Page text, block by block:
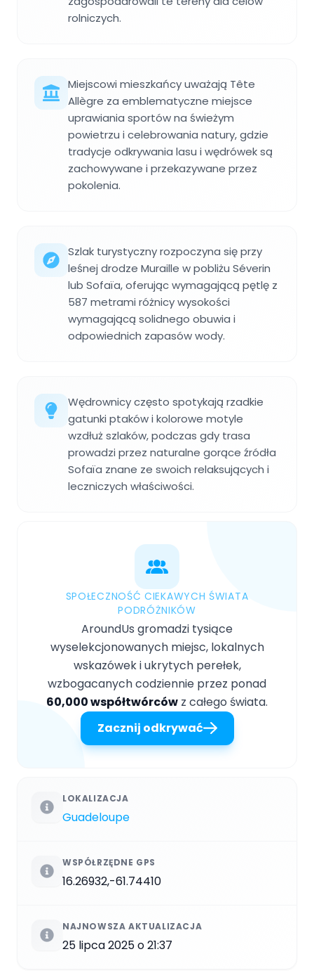
rolniczych.
Miejscowi mieszkańcy uważają Tête
Allègre za emblematyczne miejsce
uprawiania sportów na świeżym
powietrzu i celebrowania natury, gdzie
tradycje odkrywania lasu i wędrówek są
zachowywane i przekazywane przez
pokolenia.
Szlak turystyczny rozpoczyna się przy
leśnej drodze Muraille w pobliżu Séverin
lub Sofaïa, oferując wymagającą pętlę z
587 metrami różnicy wysokości
wymagającą solidnego obuwia i
odpowiednich zapasów wody.
Wędrownicy często spotykają rzadkie
gatunki ptaków i kolorowe motyle
wzdłuż szlaków, podczas gdy trasa
prowadzi przez naturalne gorące źródła
Sofaïa znane ze swoich relaksujących i
leczniczych właściwości.
SPOŁECZNOŚĆ CIEKAWYCH ŚWIATA
PODRÓŻNIKÓW
AroundUs gromadzi tysiące
wyselekcjonowanych miejsc, lokalnych
wskazówek i ukrytych perełek,
wzbogacanych codziennie przez ponad
60,000 współtwórców z całego świata.
Zacznij odkrywać
LOKALIZACJA
Guadeloupe
WSPÓŁRZĘDNE GPS
16.26932,-61.74410
NAJNOWSZA AKTUALIZACJA
25 lipca 2025 o 21:37